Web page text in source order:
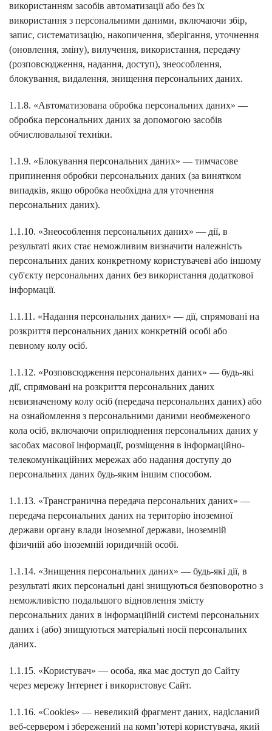
використанням засобів автоматизації або без їх
використання з персональними даними, включаючи збір,
запис, систематизацію, накопичення, зберігання, уточнення
(оновлення, зміну), вилучення, використання, передачу
(розповсюдження, надання, доступ), знеособлення,
блокування, видалення, знищення персональних даних.
1.1.8. «Автоматизована обробка персональних даних» —
обробка персональних даних за допомогою засобів
обчислювальної техніки.
1.1.9. «Блокування персональних даних» — тимчасове
припинення обробки персональних даних (за винятком
випадків, якщо обробка необхідна для уточнення
персональних даних).
1.1.10. «Знеособлення персональних даних» — дії, в
результаті яких стає неможливим визначити належність
персональних даних конкретному користувачеві або іншому
суб'єкту персональних даних без використання додаткової
інформації.
1.1.11. «Надання персональних даних» — дії, спрямовані на
розкриття персональних даних конкретній особі або
певному колу осіб.
1.1.12. «Розповсюдження персональних даних» — будь-які
дії, спрямовані на розкриття персональних даних
невизначеному колу осіб (передача персональних даних) або
на ознайомлення з персональними даними необмеженого
кола осіб, включаючи оприлюднення персональних даних у
засобах масової інформації, розміщення в інформаційно-
телекомунікаційних мережах або надання доступу до
персональних даних будь-яким іншим способом.
1.1.13. «Трансгранична передача персональних даних» —
передача персональних даних на територію іноземної
держави органу влади іноземної держави, іноземній
фізичній або іноземній юридичній особі.
1.1.14. «Знищення персональних даних» — будь-які дії, в
результаті яких персональні дані знищуються безповоротно з
неможливістю подальшого відновлення змісту
персональних даних в інформаційній системі персональних
даних і (або) знищуються матеріальні носії персональних
даних.
1.1.15. «Користувач» — особа, яка має доступ до Сайту
через мережу Інтернет і використовує Сайт.
1.1.16. «Cookies» — невеликий фрагмент даних, надісланий
веб-сервером і збережений на комп’ютері користувача, який